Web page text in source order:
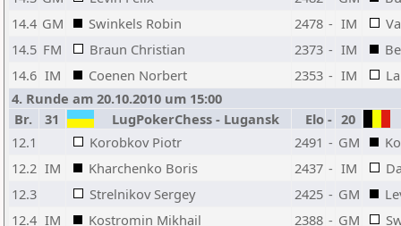
14.4 GM Swinkels Robin 2478 - IM
14.5 FM Braun Christian 2373 - IM
14.6 IM Coenen Norbert 2353 - IM
4. Runde am 20.10.2010 um 15:00
Br.
31 LugPokerChess - Lugansk Elo - 20
12.1
Korobkov Piotr 2491 - GM
12.2 IM Kharchenko Boris 2437 - IM
12.3
Strelnikov Sergey 2425 - GM
12.4 IM Kostromin Mikhail 2388 - GM